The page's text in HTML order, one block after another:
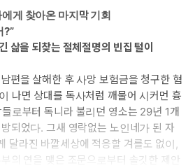
게 찾아온 마지막 기회
?”
삶을 되찾는 절체절명의 빈집 털이
편을 살해한 후 사망 보험금을 청구한 혐
나면 상대를 독사처럼 깨물어 시커먼 흉
로부터 독니라 불리던 영소는 29년 1개
되었다. 그새 영락없는 노인네가 된 자
달라진 바깥세상에 적응할 겨를도 없이,
의 연을 맺은 조문으로부터 솔깃한 제안